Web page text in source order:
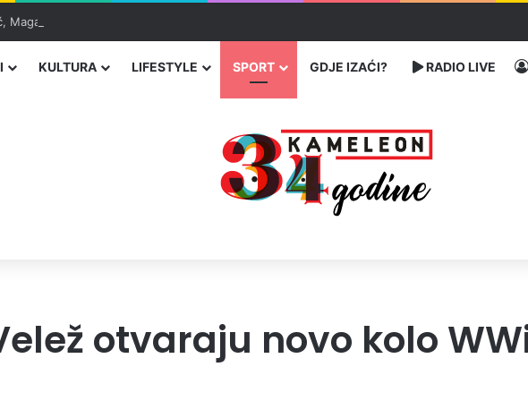
Magazinović i Kojović traže poseban status za Memorijalni centar Srebrenica
KULTURA LIFESTYLE SPORT GDJE IZAĆI? RADIO LIVE
otvaraju novo kolo